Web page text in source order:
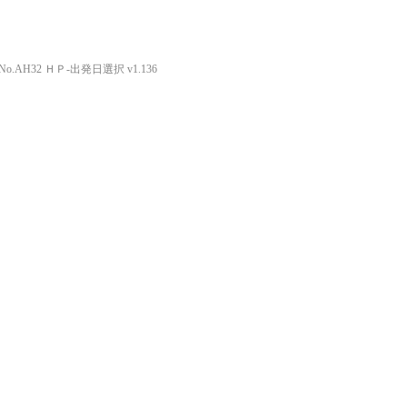
ＨＰ-出発日選択 v1.136